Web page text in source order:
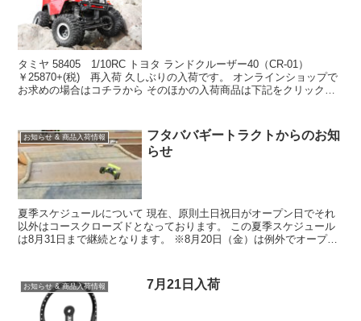
タミヤ 58405 1/10RC トヨタ ランドクルーザー40（CR-01）
￥25870+(税) 再入荷 久しぶりの入荷です。 オンラインショップで
お求めの場合はコチラから そのほかの入荷商品は下記をクリック
お知らせ & 商品入荷情報
フタババギートラクトからのお知
らせ
夏季スケジュールについて 現在、原則土日祝日がオープン日でそれ
以外はコースクローズドとなっております。 この夏季スケジュール
は8月31日まで継続となります。 ※8月20日（金）は例外でオープン
お知らせ & 商品入荷情報 7月21日入荷